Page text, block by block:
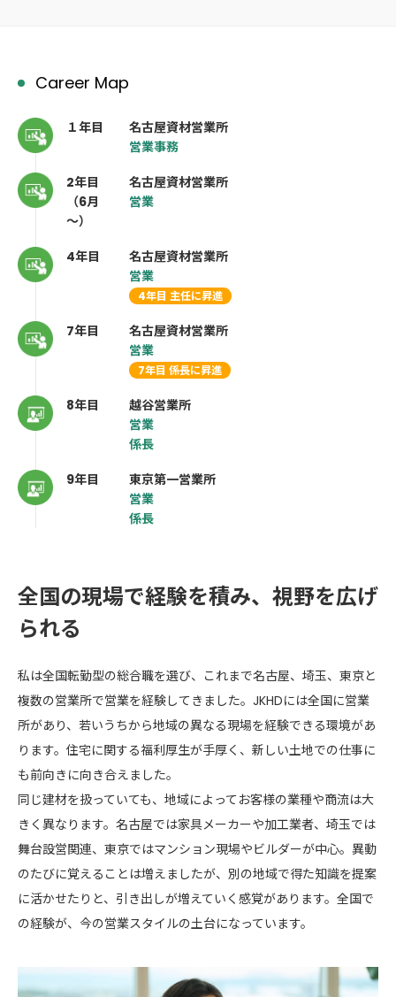
Career Map
１年目
名古屋資材営業所
営業事務
2年目
（6月
～）
名古屋資材営業所
営業
4年目
名古屋資材営業所
営業
4年目 主任に昇進
7年目
名古屋資材営業所
営業
7年目 係長に昇進
8年目
越谷営業所
営業
係長
9年目
東京第一営業所
営業
係長
全国の現場で経験を積み、視野を広げ
られる
私は全国転勤型の総合職を選び、これまで名古屋、埼玉、東京と
複数の営業所で営業を経験してきました。JKHDには全国に営業
所があり、若いうちから地域の異なる現場を経験できる環境があ
ります。住宅に関する福利厚生が手厚く、新しい土地での仕事に
も前向きに向き合えました。
同じ建材を扱っていても、地域によってお客様の業種や商流は大
きく異なります。名古屋では家具メーカーや加工業者、埼玉では
舞台設営関連、東京ではマンション現場やビルダーが中心。異動
のたびに覚えることは増えましたが、別の地域で得た知識を提案
に活かせたりと、引き出しが増えていく感覚があります。全国で
の経験が、今の営業スタイルの土台になっています。